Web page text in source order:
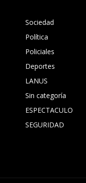
Sociedad
Política
Policiales
Deportes
LANUS
Sin categoría
ESPECTACULO
SEGURIDAD